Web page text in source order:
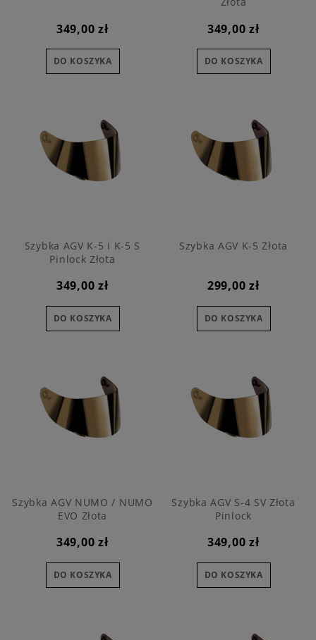
349,00 zł
DO KOSZYKA
349,00 zł
DO KOSZYKA
Szybka AGV K-5 i K-5 S
Pinlock Złota
349,00 zł
DO KOSZYKA
Szybka AGV K-5 Złota
299,00 zł
DO KOSZYKA
Szybka AGV NUMO / NUMO
EVO Złota
349,00 zł
DO KOSZYKA
Szybka AGV S-4 SV Złota
Pinlock
349,00 zł
DO KOSZYKA